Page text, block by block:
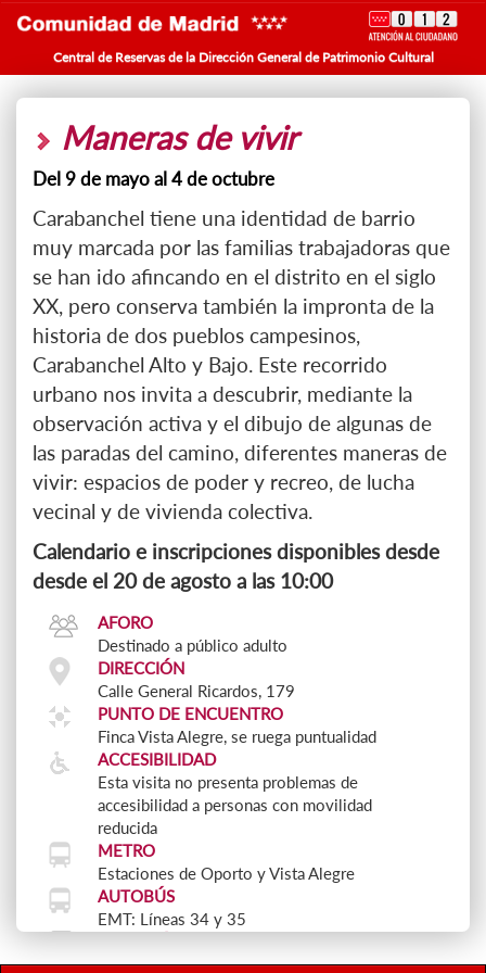
Central de Reservas de la Dirección General de Patrimonio Cultural
Maneras de vivir
Del 9 de mayo al 4 de octubre
Carabanchel tiene una identidad de barrio
muy marcada por las familias trabajadoras que
se han ido afincando en el distrito en el siglo
XX, pero conserva también la impronta de la
historia de dos pueblos campesinos,
Carabanchel Alto y Bajo. Este recorrido
urbano nos invita a descubrir, mediante la
observación activa y el dibujo de algunas de
las paradas del camino, diferentes maneras de
vivir: espacios de poder y recreo, de lucha
vecinal y de vivienda colectiva.
Calendario e inscripciones disponibles desde
desde el 20 de agosto a las 10:00
AFORO
Destinado a público adulto
DIRECCIÓN
Calle General Ricardos, 179
PUNTO DE ENCUENTRO
Finca Vista Alegre, se ruega puntualidad
ACCESIBILIDAD
Esta visita no presenta problemas de
accesibilidad a personas con movilidad
reducida
METRO
Estaciones de Oporto y Vista Alegre
AUTOBÚS
EMT: Líneas 34 y 35
2 horas aproximadamente